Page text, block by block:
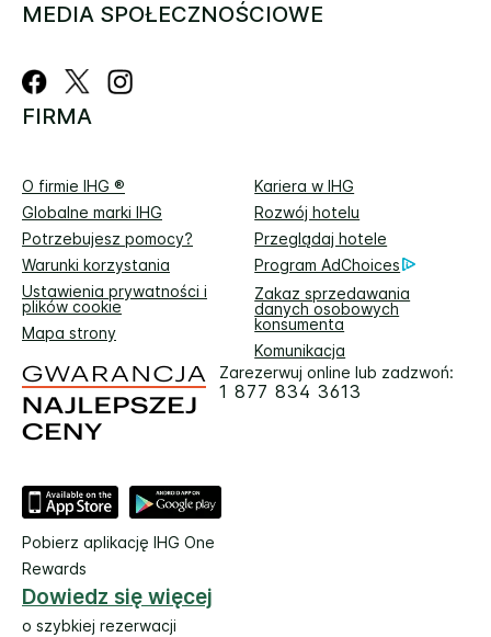
MEDIA SPOŁECZNOŚCIOWE
FIRMA
O firmie IHG ®
Kariera w IHG
Globalne marki IHG
Rozwój hotelu
Potrzebujesz pomocy?
Przeglądaj hotele
Warunki korzystania
Program AdChoices
Ustawienia prywatności i
plików cookie
Zakaz sprzedawania
danych osobowych
konsumenta
Mapa strony
Komunikacja
Zarezerwuj online lub zadzwoń:
1 877 834 3613
Pobierz aplikację IHG One
Rewards
Dowiedz się więcej
o szybkiej rezerwacji